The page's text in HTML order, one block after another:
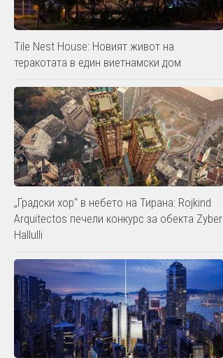
Tile Nest House: Новият живот на
теракотата в един виетнамски дом
„Градски хор“ в небето на Тирана: Rojkind
Arquitectos печели конкурс за обекта Zyber
Hallulli